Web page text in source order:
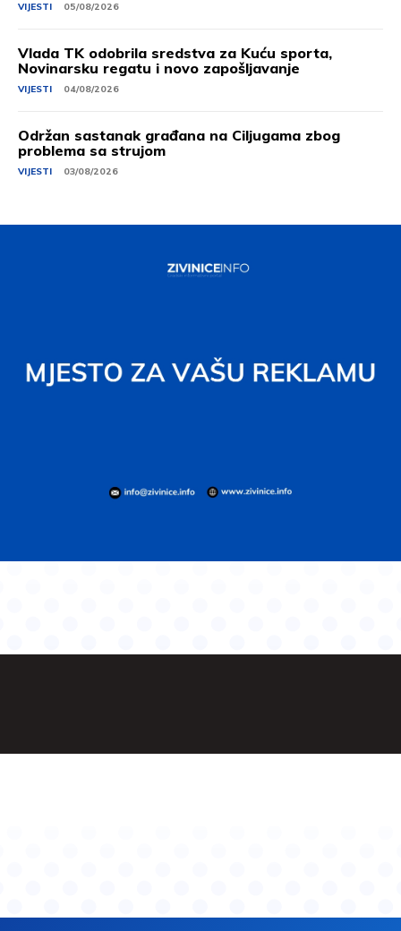
VIJESTI 05/08/2026
Vlada TK odobrila sredstva za Kuću sporta,
Novinarsku regatu i novo zapošljavanje
VIJESTI 04/08/2026
Održan sastanak građana na Ciljugama zbog
problema sa strujom
VIJESTI 03/08/2026